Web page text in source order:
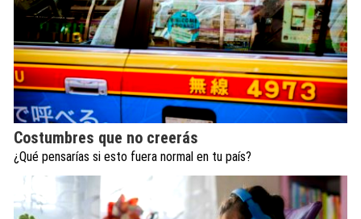
Costumbres que no creerás
¿Qué pensarías si esto fuera normal en tu país?